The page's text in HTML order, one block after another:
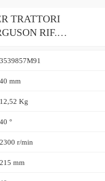
TRATTORI
RIF.
3539857M91
40 mm
12,52 Kg
40 °
2300 r/min
215 mm